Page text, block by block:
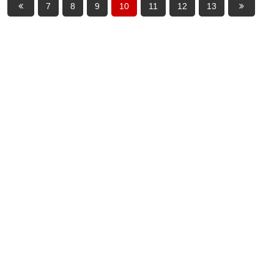
7 8 9 10 11 12 13